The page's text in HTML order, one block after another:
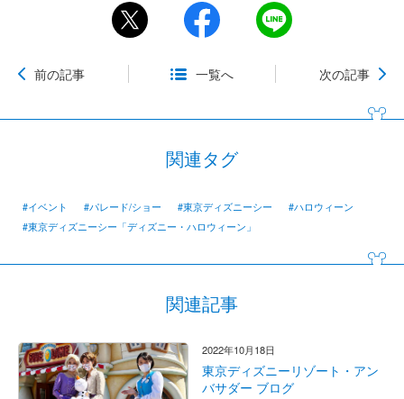
前の記事 一覧へ 次の記事
関連タグ
#イベント #パレード/ショー #東京ディズニーシー
#ハロウィーン
#東京ディズニーシー「ディズニー・ハロウィーン」
関連記事
2022年10月18日
東京ディズニーリゾート・アン
バサダー ブログ